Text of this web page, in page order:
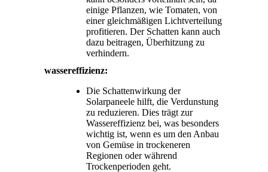
einige Pflanzen, wie Tomaten, von
einer gleichmäßigen Lichtverteilung
profitieren. Der Schatten kann auch
dazu beitragen, Überhitzung zu
verhindern.
wassereffizienz:
Die Schattenwirkung der
Solarpaneele hilft, die Verdunstung
zu reduzieren. Dies trägt zur
Wassereffizienz bei, was besonders
wichtig ist, wenn es um den Anbau
von Gemüse in trockeneren
Regionen oder während
Trockenperioden geht.